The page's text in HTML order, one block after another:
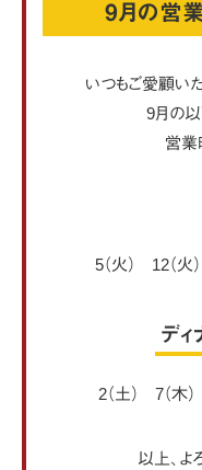
9月の営
いつもご愛顧いた
9月の以
営業
5（火） 12（火
デ
2（土） 7（木
以上、よ